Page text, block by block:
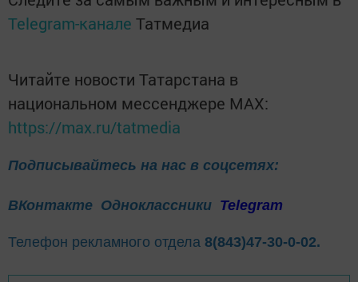
Telegram-канале Татмедиа
Читайте новости Татарстана в
национальном мессенджере MАХ:
https://max.ru/tatmedia
Подписывайтесь на нас в соцсетях:
ВКонтакте Одноклассники Telegram
Телефон рекламного отдела 8(843)47-30-0-02.